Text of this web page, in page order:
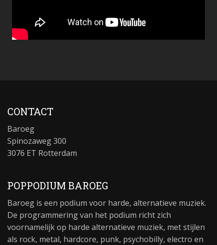
CONTACT
Baroeg
Spinozaweg 300
3076 ET Rotterdam
POPPODIUM BAROEG
Baroeg is een podium voor harde, alternatieve muziek.
De programmering van het podium richt zich
voornamelijk op harde alternatieve muziek, met stijlen
als rock, metal, hardcore, punk, psychobilly, electro en